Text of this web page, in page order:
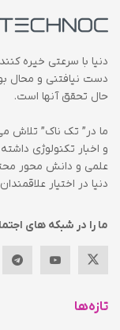
دنیا با سرعتی خیره
دست نیافتنی و محال
حال تحقق آنها است.
ما در” تک ناک” تلاش
و اخبار تکنولوژی
علمی و دانش محور
دنیا در اختیار
ما را در شبکه های
تازه‌ها